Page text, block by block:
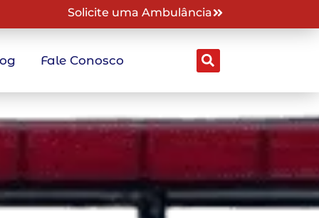
Solicite uma Ambulância
Fale Conosco